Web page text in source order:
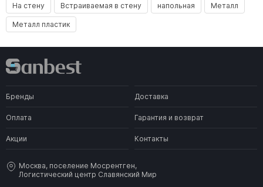
На стену Встраиваемая в стену напольная Металл
Металл пластик
Бренды Доставка
Оплата Гарантия и возврат
Акции Контакты
Москва, поселение Мосрентген,
Логистический центр Славянский Мир